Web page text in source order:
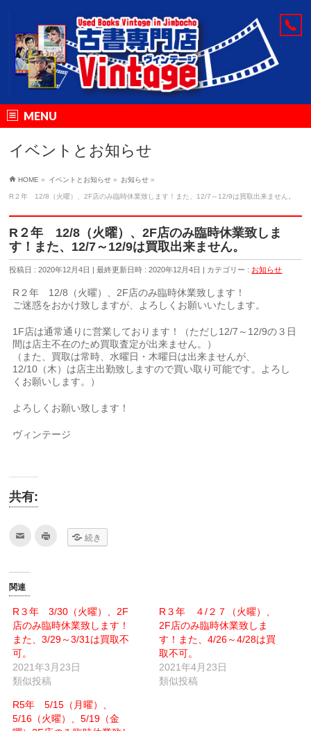
MENU
イベントとお知らせ
HOME » イベントとお知らせ » お知らせ »
R２年 12/8（火曜）、2F店のみ臨時休業致します！また、12/7～12/9は買取出来ません。
R２年 12/8（火曜）、2F店のみ臨時休業致しま
す！また、12/7～12/9は買取出来ません。
投稿日 : 2020年12月4日 最終更新日時 : 2020年12月4日 カテゴリー : お知らせ
R２年 12/8（火曜）、2F店のみ臨時休業致します！
ご迷惑をおかけ致しますが、よろしくお願いいたします。
1F店は通常通りに営業しております！（ただし12/7～12/9の３日
間は店主不在のため買取査定が出来ません。）
（また、買取は常時、水曜日・木曜日は出来ませんが、
12/10（木）は店主出勤致しますので買い取り可能です。よろし
くお願いします。）
よろしくお願い致します！
ヴィンテージ
共有:
て
達
メ
ー
ル
で
送
し
い
ウ
ン
ド
ウ
で
し
い
ウ
ィ
ン
で
開
す)
続き
関連
R３年 3/30（火曜）、2F
店のみ臨時休業致します！
また、3/29～3/31は買取不
可。
2021年3月23日
類似投稿
R３年 ４/２７（火曜）、
2F店のみ臨時休業致しま
す！また、4/26～4/28は買
取不可。
2021年4月23日
類似投稿
R5年 5/15（月曜）、
5/16（火曜）、5/19（金